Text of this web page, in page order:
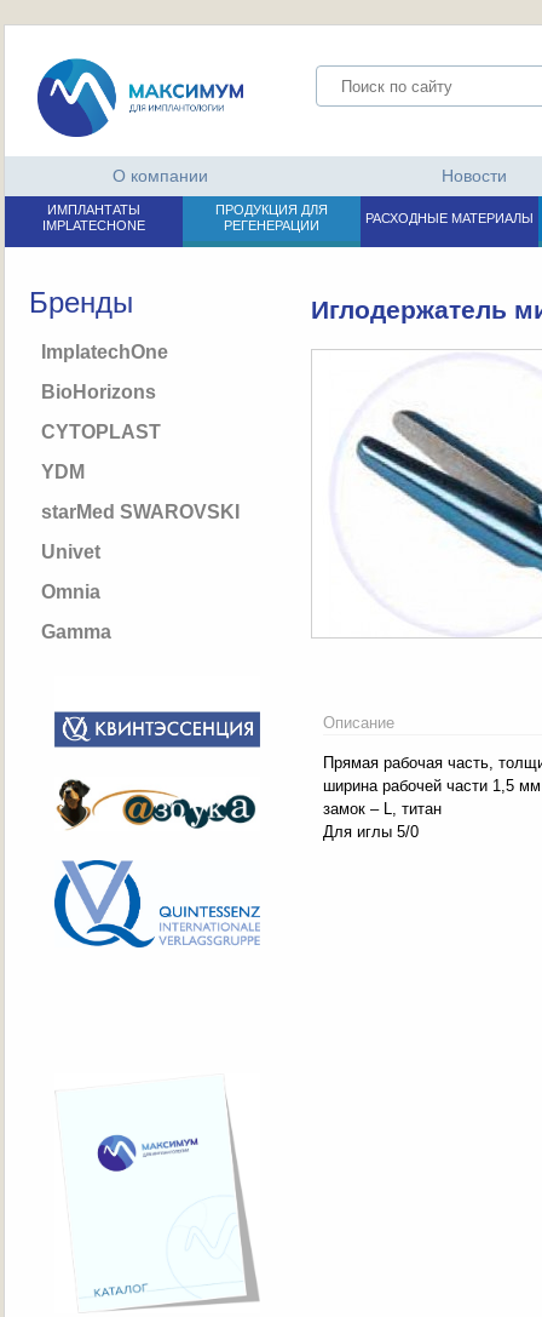
О компании Новости
ИМПЛАНТАТЫ
IMPLATECHONE
ПРОДУКЦИЯ ДЛЯ
РЕГЕНЕРАЦИИ
РАСХОДНЫЕ МАТЕРИАЛЫ
Бренды
ImplatechOne
BioHorizons
CYTOPLAST
YDM
starMed SWAROVSKI
Univet
Omnia
Gamma
Иглодержатель
Описание
Прямая рабочая часть,
ширина рабочей части 1,5
замок – L, титан
Для иглы 5/0